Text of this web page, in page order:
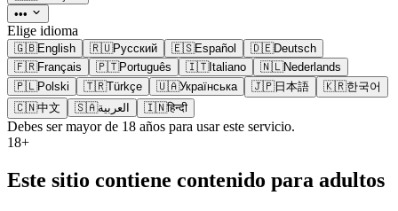
•••
Elige idioma
🇬🇧English 🇷🇺Русский 🇪🇸Español 🇩🇪Deutsch
🇫🇷Français 🇵🇹Português 🇮🇹Italiano 🇳🇱Nederlands
🇵🇱Polski 🇹🇷Türkçe 🇺🇦Українська 🇯🇵日本語 🇰🇷한국어
🇨🇳中文 🇸🇦العربية 🇮🇳हिन्दी
Debes ser mayor de 18 años para usar este servicio.
18+
Este sitio contiene contenido para adultos